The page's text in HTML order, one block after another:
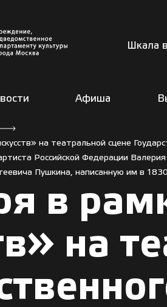
Шкала
Афиша
на театральной сцене
Российской Федерации
Пушкина, написанную им в
в
на